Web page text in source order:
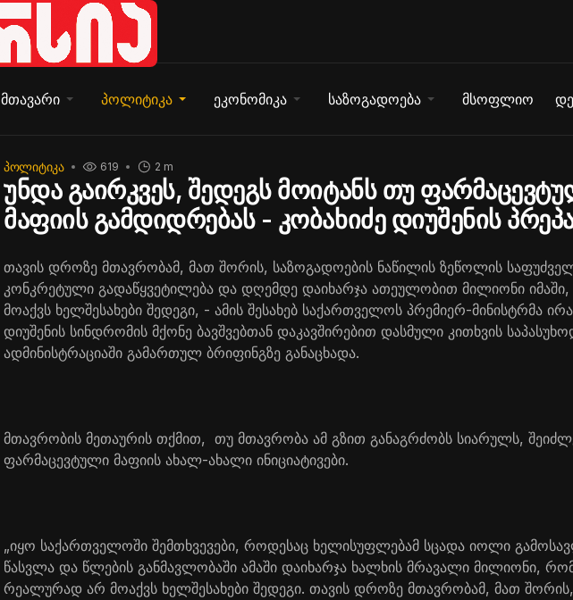
მთავარი პოლიტიკა ეკონომიკა საზოგადოება მსოფლიო
ᲞᲝᲚᲘᲢᲘᲙᲐ 2 m
619
უნდა გაირკვეს, შედეგს მოიტანს თუ
მაფიის გამდიდრებას - კობახიძე დიუშენის
თავის დროზე მთავრობამ, მათ შორის, საზოგადოების ნაწილის ზეწოლის
კონკრეტული გადაწყვეტილება და დღემდე დაიხარჯა ათეულობით მილიონი იმაში,
მოაქვს ხელშესახები შედეგი, - ამის შესახებ საქართველოს პრემიერ-მინისტრმა
დიუშენის სინდრომის მქონე ბავშვებთან დაკავშირებით დასმული კითხვის
ადმინისტრაციაში გამართულ ბრიფინგზე განაცხადა.
მთავრობის მეთაურის თქმით, თუ მთავრობა ამ გზით განაგრძობს სიარულს,
ფარმაცევტული მაფიის ახალ-ახალი ინიციატივები.
„იყო საქართველოში შემთხვევები, როდესაც ხელისუფლებამ სცადა იოლი
წასვლა და წლების განმავლობაში ამაში დაიხარჯა ხალხის მრავალი მილიონი,
რეალურად არ მოაქვს ხელშესახები შედეგი. თავის დროზე მთავრობამ, მათ